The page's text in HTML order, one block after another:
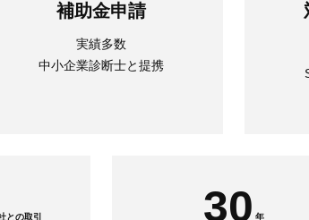
補助金申請
実績多数
中小企業診断士と提携
との取引 30 年